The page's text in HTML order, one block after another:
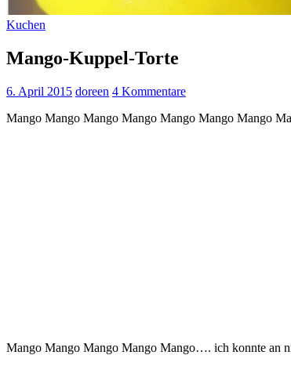
Kuchen
Mango-Kuppel-Torte
6. April 2015 doreen 4 Kommentare
Mango Mango Mango Mango Mango Mango Mango
Mango Mango Mango Mango Mango…. ich konnte an